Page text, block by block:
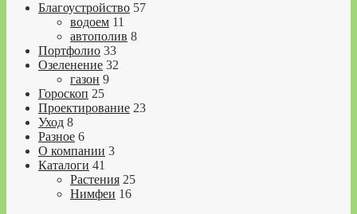
Благоустройство 57
водоем 11
автополив 8
Портфолио 33
Озеленение 32
газон 9
Гороскоп 25
Проектирование 23
Уход 8
Разное 6
О компании 3
Каталоги 41
Растения 25
Нимфеи 16